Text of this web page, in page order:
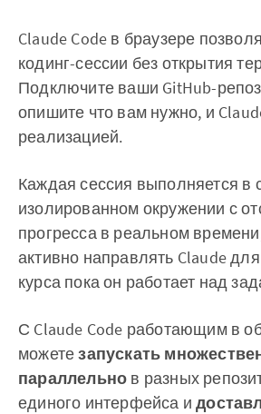
Claude Code в браузере
кодинг-сессии без открытия
Подключите ваши GitHub-
опишите что вам нужно, и
реализацией.
Каждая сессия выполняется в
изолированном окружении с
прогресса в реальном
активно направлять Claude
курса пока он работает над
С Claude Code работающим в
можетезапускать
параллельно в разных
единого интерфейса и